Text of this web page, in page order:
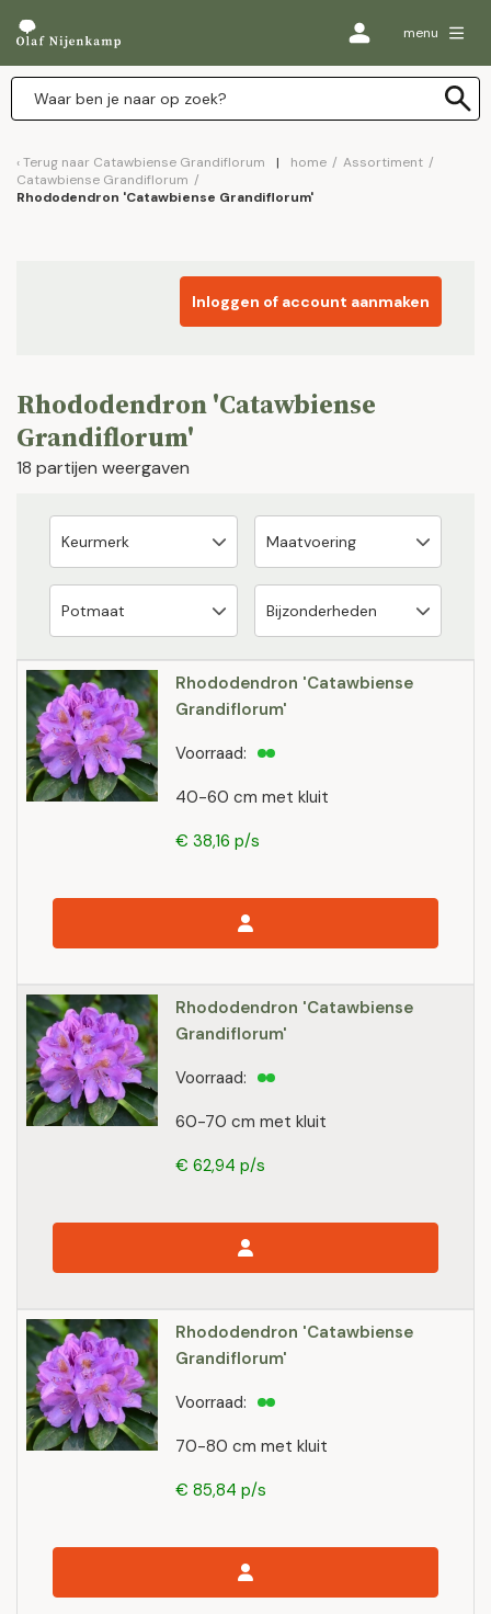
menu
Terug naar Catawbiense Grandiflorum home / Assortiment /
Catawbiense Grandiflorum /
Rhododendron 'Catawbiense Grandiflorum'
Inloggen of account aanmaken
Rhododendron 'Catawbiense
Grandiflorum'
18 partijen weergaven
Rhododendron 'Catawbiense
Grandiflorum'
40-60 cm met kluit
Voorraad:
€ 38,16 p/s
Rhododendron 'Catawbiense
Grandiflorum'
60-70 cm met kluit
Voorraad:
€ 62,94 p/s
Rhododendron 'Catawbiense
Grandiflorum'
70-80 cm met kluit
Voorraad:
€ 85,84 p/s